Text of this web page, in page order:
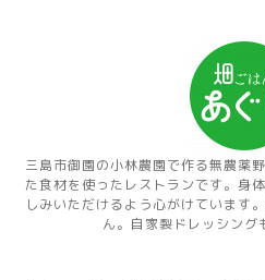
三島市御園の小林農園で作る無農薬
た食材を使ったレストランです。身
しみいただけるよう心がけています
ん。自家製ドレッシング